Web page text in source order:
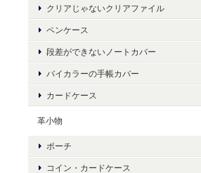
クリアじゃないクリアファイル
ペンケース
段差ができないノートカバー
バイカラーの手帳カバー
カードケース
革小物
ポーチ
コイン・カードケース